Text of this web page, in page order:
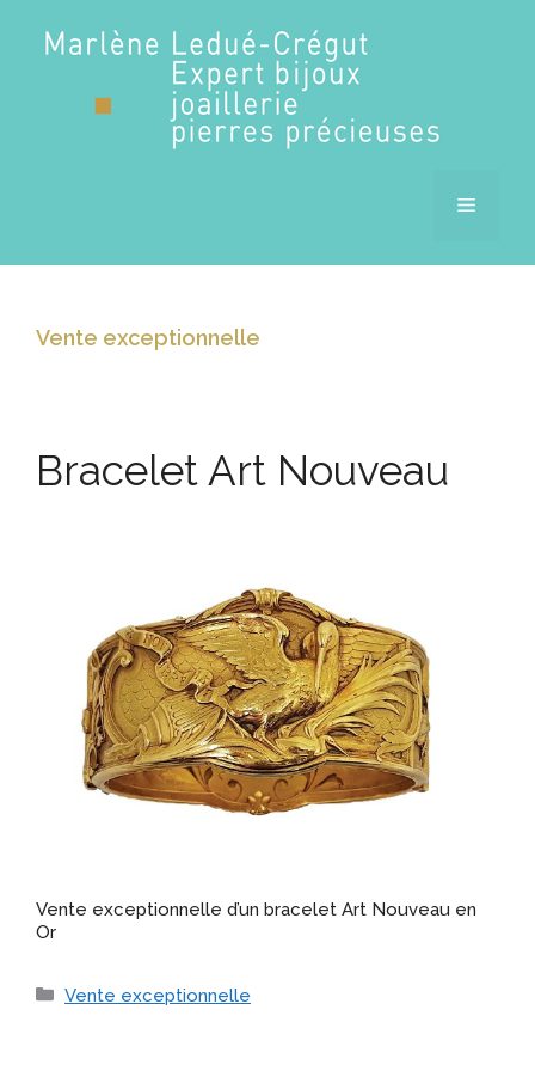
contenu
MENU
Vente exceptionnelle
Bracelet Art Nouveau
Vente exceptionnelle d’un bracelet Art Nouveau en
Or
Catégories
Vente exceptionnelle